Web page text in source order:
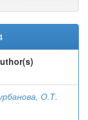
О.Т.